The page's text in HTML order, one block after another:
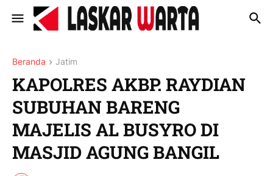
Beranda Jatim
KAPOLRES AKBP. RAYDIAN
SUBUHAN BARENG
MAJELIS AL BUSYRO DI
MASJID AGUNG BANGIL